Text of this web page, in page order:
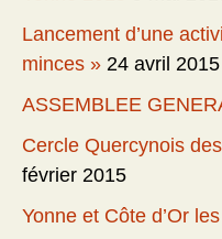
Lancement d’une
minces » 24 avril 2015
ASSEMBLEE
Cercle Quercynois
février 2015
Yonne et Côte d’Or